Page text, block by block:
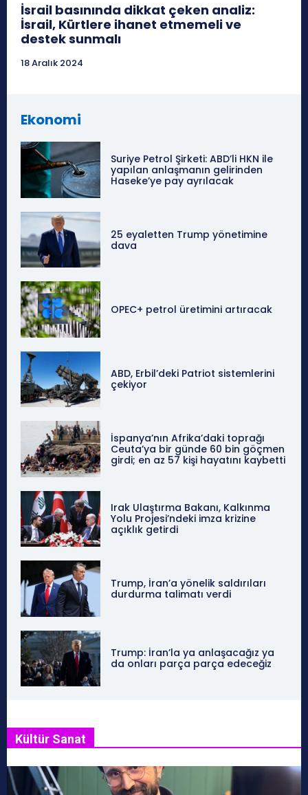
İsrail basınında dikkat çeken analiz:
İsrail, Kürtlere ihanet etmemeli ve
destek sunmalı
18 Aralık 2024
Ekonomi
Suriye Petrol Şirketi: ABD’li HKN ile
yapılan anlaşmanın gelirinden
Haseke’ye pay ayrılacak
25 eyaletten Trump yönetimine
dava
OPEC+ petrol üretimini artıracak
ABD, Erbil’deki Patriot sistemlerini
çekiyor
İspanya’nın Afrika’daki toprağı
Ceuta’ya bir günde 60 bin göçmen
girdi; en az 57 kişi hayatını kaybetti
Irak Ulaştırma Bakanı, Kalkınma
Yolu Projesi’ndeki imza krizine
açıklık getirdi
Trump, İran’a yönelik saldırıları
durdurma talimatı verdi
Trump: İran’la ya anlaşacağız ya
da onları parça parça edeceğiz
Kültür Sanat